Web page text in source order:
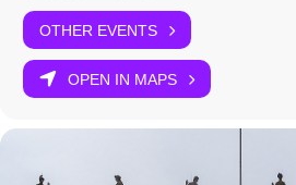
OTHER EVENTS
OPEN IN MAPS